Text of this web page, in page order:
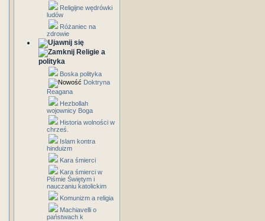
Religijne wędrówki
ludów
Różaniec na
zdrowie
Religie a
polityka
Boska polityka
Doktryna
Reagana
Hezbollah
wojownicy Boga
Historia wolności w
chrześ.
Islam kontra
hinduizm
Kara śmierci
Kara śmierci w
Piśmie Świętym i
nauczaniu katolickim
Komunizm a religia
Machiavelli o
państwach k